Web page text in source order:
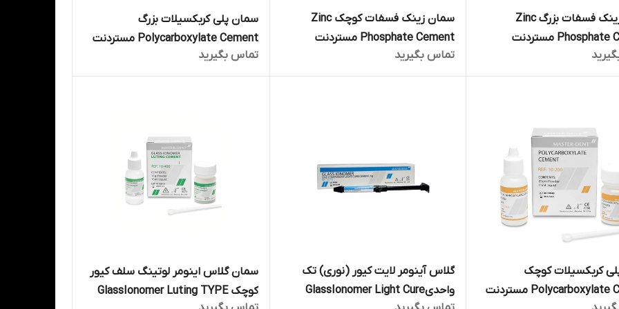
سمان زینک فسفات بزرگ Zinc
Phosphate Cement مستردنت
سمان زینک فسفات کوچک Zinc
Phosphate Cement مستردنت
Master Dent
تماس بگیرید
سمان پلی کربکسیلات بزرگ
Polycarboxylate Cement مستردنت
Master Dent
تماس بگیرید
کربکسیلات کوچک
Polycarboxylate Cement مستردنت
گلاس آینومر لایت کیور (نوری) تک
واحدیGlassIonomer Light Cure
سمان گلاس اینومر لوتینگ سلف کیور
کوچک GlassIonomer Luting TYPE